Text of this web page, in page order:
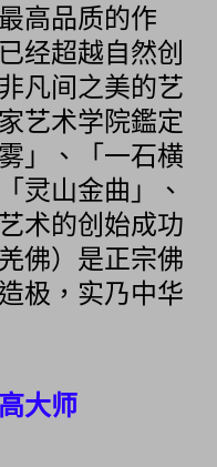
高品质的作
经超越自然创
凡间之美的艺
艺术学院鑑定
」、「一石横
灵山金曲」、
术的创始成功
佛）是正宗佛
极，实乃中华
大师